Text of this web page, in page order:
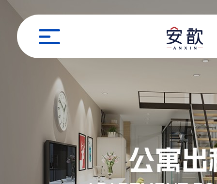
职位申请